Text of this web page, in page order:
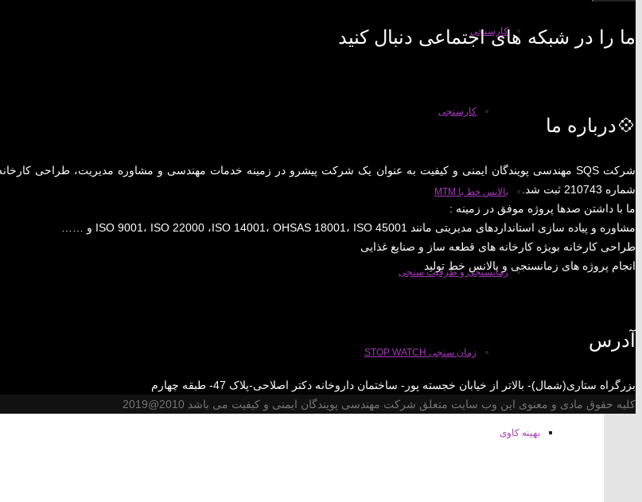
کارسنجی
کارسنجی
بالانس خط با MTM
زمانسنجی و ظرفیت سنجی
زمان سنجی STOP WATCH
بهینه کاوی
ما را در شبکه های اجتماعی دنبال کنید
💠درباره ما
شماره 210743 ثبت شد.
ما با داشتن صدها پروژه موفق در زمینه :
مشاوره و پیاده سازی استانداردهای مدیریتی مانند ISO 9001، ISO 22000 ،ISO 14001، OHSAS 18001، ISO 45001 و ……
طراحی کارخانه بویژه کارخانه های قطعه ساز و صنایع غذایی
انجام پروژه های زمانسنجی و بالانس خط تولید
آدرس
بزرگراه ستاری(شمال)- بالاتر از خیابان خجسته پور- ساختمان داروخانه دکتر اصلاحی-پلاک 47- طبقه چهارم
کلیه حقوق مادی و معنوی این وب سایت متعلق شرکت مهندسی پویندگان ایمنی و کیفیت می باشد 2010@2019